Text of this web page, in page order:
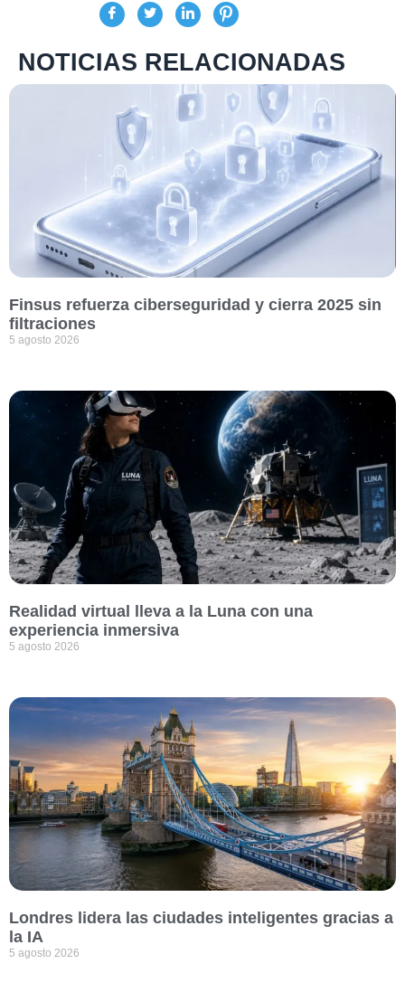
NOTICIAS RELACIONADAS
Finsus refuerza ciberseguridad y cierra 2025 sin
filtraciones
5 agosto 2026
Realidad virtual lleva a la Luna con una
experiencia inmersiva
5 agosto 2026
Londres lidera las ciudades inteligentes gracias a
la IA
5 agosto 2026